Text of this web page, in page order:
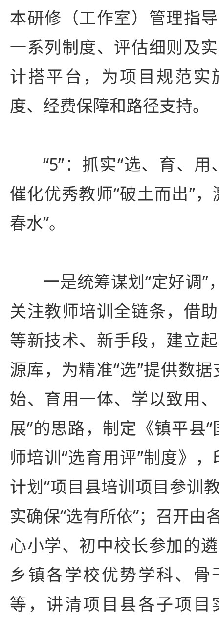
本研修（工作室）管理指
一系列制度、评估细则及
计搭平台，为项目规范实
度、经费保障和路径支持。
“5”：抓实“选、育、
催化优秀教师“破土而出”
春水”。
一是统筹谋划“定好调”
关注教师培训全链条，借
等新技术、新手段，建立
源库，为精准“选”提供数
始、育用一体、学以致用
展”的思路，制定《镇平县
师培训“选育用评”制度》
计划”项目县培训项目参训
实确保“选有所依”；召开由
心小学、初中校长参加的
乡镇各学校优势学科、骨
等，讲清项目县各子项目